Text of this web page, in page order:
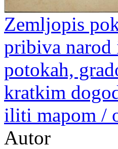
Zemljopis
pribiva narod
potokah,
kratkim
iliti mapom /
Autor